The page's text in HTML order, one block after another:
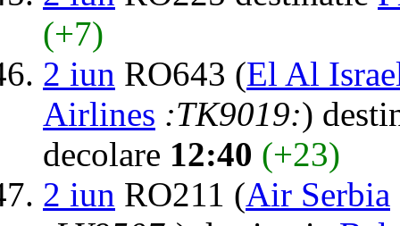
(+7)
2 iun RO643 (El Al
Airlines :TK9019:)
decolare 12:40 (+23)
2 iun RO211 (Air Serbia